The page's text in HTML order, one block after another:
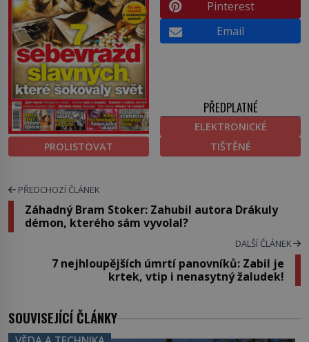
PROLISTOVAT
Pinterest
Email
PŘEDPLATNÉ
ELEKTRONICKÉ
TIŠTĚNÉ
PŘEDCHOZÍ ČLÁNEK
Záhadný Bram Stoker: Zahubil autora Drákuly
démon, kterého sám vyvolal?
DALŠÍ ČLÁNEK
7 nejhloupějších úmrtí panovníků: Zabil je
krtek, vtip i nenasytný žaludek!
SOUVISEJÍCÍ ČLÁNKY